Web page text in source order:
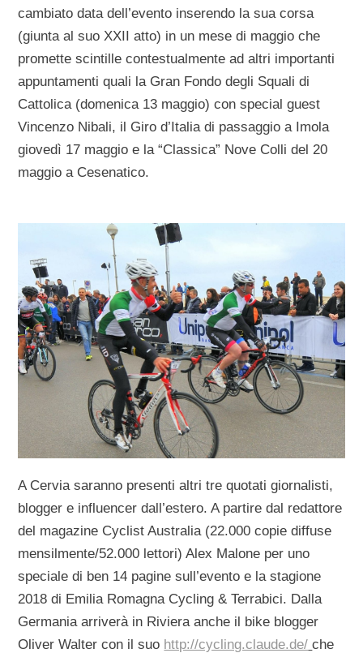
cambiato data dell’evento inserendo la sua corsa
(giunta al suo XXII atto) in un mese di maggio che
promette scintille contestualmente ad altri importanti
appuntamenti quali la Gran Fondo degli Squali di
Cattolica (domenica 13 maggio) con special guest
Vincenzo Nibali, il Giro d’Italia di passaggio a Imola
giovedì 17 maggio e la “Classica” Nove Colli del 20
maggio a Cesenatico.
A Cervia saranno presenti altri tre quotati giornalisti,
blogger e influencer dall’estero. A partire dal redattore
del magazine Cyclist Australia (22.000 copie diffuse
mensilmente/52.000 lettori) Alex Malone per uno
speciale di ben 14 pagine sull’evento e la stagione
2018 di Emilia Romagna Cycling & Terrabici. Dalla
Germania arriverà in Riviera anche il bike blogger
Oliver Walter con il suo http://cycling.claude.de/ che